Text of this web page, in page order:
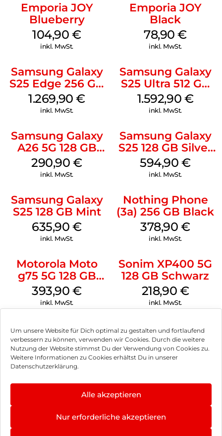
Um unsere Website für Dich optimal zu gestalten und fortlaufend
verbessern zu können, verwenden wir Cookies. Durch die weitere
Nutzung der Website stimmst Du der Verwendung von Cookies zu.
Weitere Informationen zu Cookies erhältst Du in unserer
Datenschutzerklärung.
Alle akzeptieren
Nur erforderliche akzeptieren
Emporia JOY
Blueberry
104,90€
inkl. MwSt.
Emporia JOY
Black
78,90€
inkl. MwSt.
Samsung Galaxy
S25 Edge 256 GB
Titanium Silver
1.269,90€
inkl. MwSt.
Samsung Galaxy
S25 Ultra 512 GB
Titanium
Whitesilver
1.592,90 €
inkl. MwSt.
Samsung Galaxy
A26 5G 128 GB
White
290,90€
inkl. MwSt.
Samsung Galaxy
S25 128 GB Silver
Shadow
594,90€
inkl. MwSt.
Samsung Galaxy
S25 128 GB Mint
635,90€
inkl. MwSt.
Nothing Phone
(3a) 256 GB Black
378,90€
inkl. MwSt.
Motorola Moto
g75 5G 128 GB
Charcoal Gray
393,90€
inkl. MwSt.
Sonim XP400 5G
128 GB Schwarz
218,90 €
inkl. MwSt.
Impressum
Hinweis zur Batterieentsorgung
Können wir Dir behilflich sein?